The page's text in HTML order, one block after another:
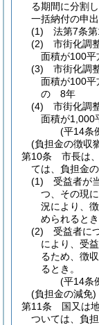
る期間に分割
一括納付の申
(1)
法第7条
(2)
市街化調
面積が100
(3)
市街化調
面積が100平
の 8年
(4)
市街化調
面積が
(平14条
(負担金の徴収
第10条
市長は、
ては、負担金
(1)
受益者が
つ、その現
況により、
められるとき
(2)
受益者に
により、受
るため、徴
るとき。
(平14条
(負担金の減免)
第11条
国又は
ついては、負